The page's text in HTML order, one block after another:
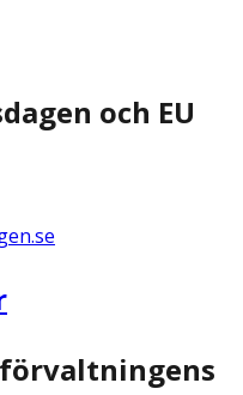
och EU